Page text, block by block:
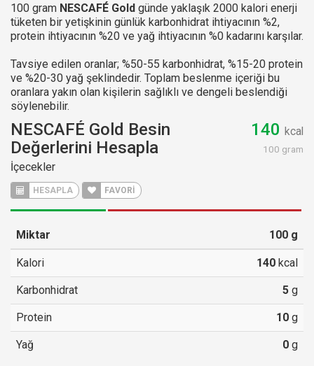
100 gram NESCAFÉ Gold günde yaklaşık 2000 kalori enerji
tüketen bir yetişkinin günlük karbonhidrat ihtiyacının %2,
protein ihtiyacının %20 ve yağ ihtiyacının %0 kadarını karşılar.
Tavsiye edilen oranlar; %50-55 karbonhidrat, %15-20 protein
ve %20-30 yağ şeklindedir. Toplam beslenme içeriği bu
oranlara yakın olan kişilerin sağlıklı ve dengeli beslendiği
söylenebilir.
NESCAFÉ Gold Besin
Değerlerini Hesapla
İçecekler
HESAPLA FAVORİ
140 kcal
100 gram
Miktar 100 g
Kalori 140 kcal
Karbonhidrat 5 g
Protein 10 g
Yağ 0 g